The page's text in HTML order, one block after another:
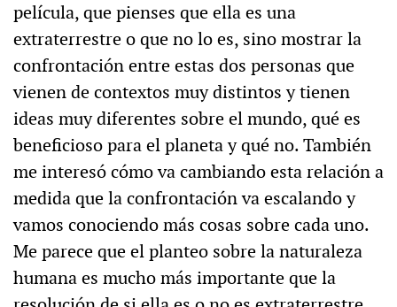
película, que pienses que ella es una
extraterrestre o que no lo es, sino mostrar la
confrontación entre estas dos personas que
vienen de contextos muy distintos y tienen
ideas muy diferentes sobre el mundo, qué es
beneficioso para el planeta y qué no. También
me interesó cómo va cambiando esta relación a
medida que la confrontación va escalando y
vamos conociendo más cosas sobre cada uno.
Me parece que el planteo sobre la naturaleza
humana es mucho más importante que la